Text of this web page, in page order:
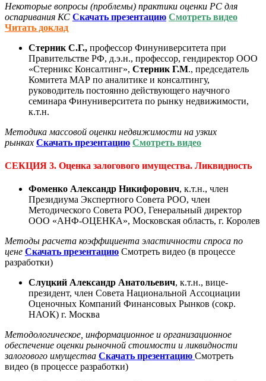
Некоторые вопросы (проблемы) практики оценки РС для
оспаривания КС Скачать презентацию Смотреть видео
Читать доклад
Стерник С.Г., профессор Финуниверситета при
Правительстве РФ, д.э.н., профессор, гендиректор ООО
«Стерникс Консалтинг», Стерник Г.М., председатель
Комитета МАР по аналитике и консалтингу,
руководитель постоянно действующего научного
семинара Финуниверситета по рынку недвижимости,
к.т.н.
Методика массовой оценки недвижимости на узких
рынках Скачать презентацию Смотреть видео
СЕКЦИЯ 3. Оценка залогового имущества. Ликвидность
Фоменко Александр Никифорович, к.т.н., член
Президиума Экспертного Совета РОО, член
Методического Совета РОО, Генеральный директор
ООО «АНФ-ОЦЕНКА», Московская область, г. Королев
Методы расчета коэффициента эластичности спроса по
цене Скачать презентацию Смотреть видео (в процессе
разработки)
Слуцкий Александр Анатольевич, к.т.н., вице-
президент, член Совета Национальной Ассоциации
Оценочных Компаний Финансовых Рынков (сокр.
НАОК) г. Москва
Методологическое, информационное и организационное
обеспечение оценки рыночной стоимости и ликвидности
залогового имущества Скачать презентацию Смотреть
видео (в процессе разработки)